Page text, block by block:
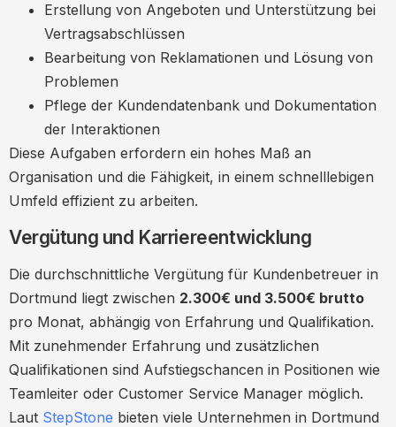
Erstellung von Angeboten und Unterstützung bei
Vertragsabschlüssen
Bearbeitung von Reklamationen und Lösung von
Problemen
Pflege der Kundendatenbank und Dokumentation
der Interaktionen
Diese Aufgaben erfordern ein hohes Maß an
Organisation und die Fähigkeit, in einem schnelllebigen
Umfeld effizient zu arbeiten.
Vergütung und Karriereentwicklung
Die durchschnittliche Vergütung für Kundenbetreuer in
Dortmund liegt zwischen 2.300€ und 3.500€ brutto
pro Monat, abhängig von Erfahrung und Qualifikation.
Mit zunehmender Erfahrung und zusätzlichen
Qualifikationen sind Aufstiegschancen in Positionen wie
Teamleiter oder Customer Service Manager möglich.
Laut StepStone bieten viele Unternehmen in Dortmund